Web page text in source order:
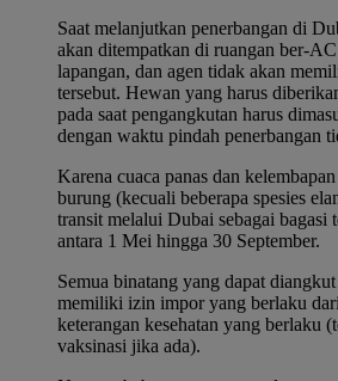
Saat melanjutkan penerbangan di
akan ditempatkan di ruangan ber-
lapangan, dan agen tidak akan
tersebut. Hewan yang harus
pada saat pengangkutan harus
dengan waktu pindah penerbangan
Karena cuaca panas dan
burung (kecuali beberapa spesies
transit melalui Dubai sebagai bagasi
antara 1 Mei hingga 30 September.
Semua binatang yang dapat
memiliki izin impor yang berlaku
keterangan kesehatan yang berlaku
vaksinasi jika ada).